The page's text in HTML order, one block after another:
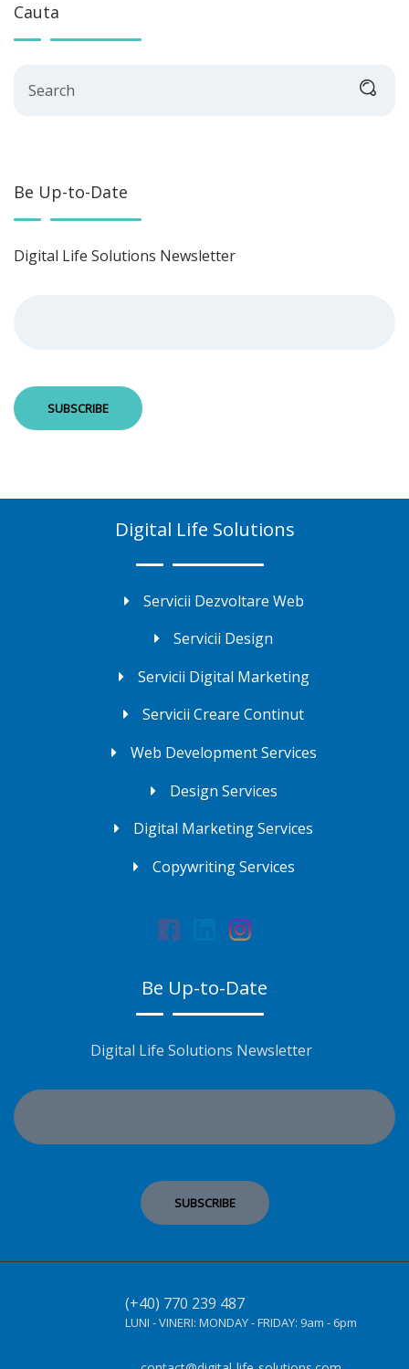
Cauta
Be Up-to-Date
Digital Life Solutions Newsletter
Digital Life Solutions
Servicii Dezvoltare Web
Servicii Design
Servicii Digital Marketing
Servicii Creare Continut
Web Development Services
Design Services
Digital Marketing Services
Copywriting Services
Be Up-to-Date
Digital Life Solutions Newsletter
(+40) 770 239 487
LUNI - VINERI: MONDAY - FRIDAY: 9am - 6pm